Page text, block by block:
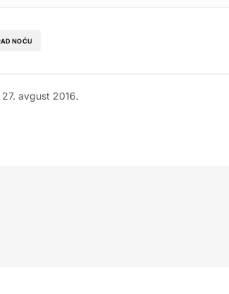
NOĆU
27. avgust 2016.